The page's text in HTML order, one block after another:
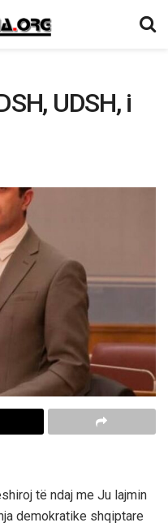
UDSH, i
të ndaj me Ju lajmin
demokratike shqiptare